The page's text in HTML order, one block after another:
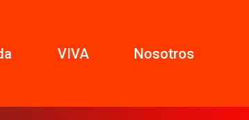
VIVA Nosotros